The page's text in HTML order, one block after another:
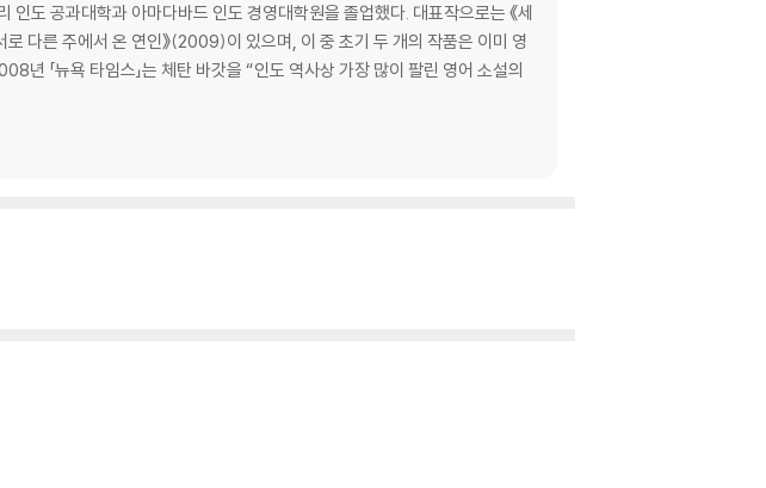
도 공과대학과 아마다바드 인도 경영대학원을 졸업했다. 대표작으로는 《세
다른 주에서 온 연인》(2009)이 있으며, 이 중 초기 두 개의 작품은 이미 영
「뉴욕 타임스」는 체탄 바갓을 “인도 역사상 가장 많이 팔린 영어 소설의